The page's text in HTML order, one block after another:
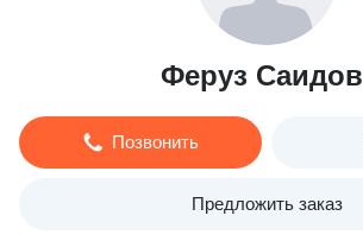
Феруз Саидов
Позвонить
Предложить заказ